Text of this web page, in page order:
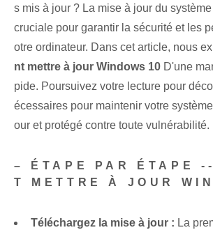
s mis à jour ? La mise à jour du
cruciale pour garantir la sécurité et les
otre ordinateur. Dans cet article, nous
nt mettre à jour Windows 10 D'une
pide. Poursuivez votre lecture pour
écessaires pour maintenir votre
our et protégé contre toute vulnérabilité.
– ÉTAPE PAR ÉTAPE --
T METTRE À JOUR
Téléchargez la mise à jour : La